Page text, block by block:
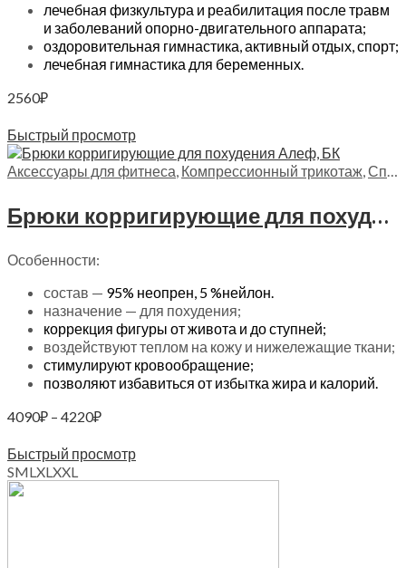
лечебная физкультура и реабилитация после травм
и заболеваний опорно-двигательного аппарата;
оздоровительная гимнастика, активный отдых, спорт;
лечебная гимнастика для беременных.
2560₽
Быстрый просмотр
Аксессуары для фитнеса, Компрессионный трикотаж,Спортивные товары
Брюки корригирующие для похудения Алеф, БК
Особенности:
состав — 95% неопрен, 5 %нейлон.
назначение — для похудения;
коррекция фигуры от живота и до ступней;
воздействуют теплом на кожу и нижележащие ткани;
стимулируют кровообращение;
позволяют избавиться от избытка жира и калорий.
4090₽ – 4220₽Диапазон
4090₽
Быстрый просмотр
SMLXLXXL